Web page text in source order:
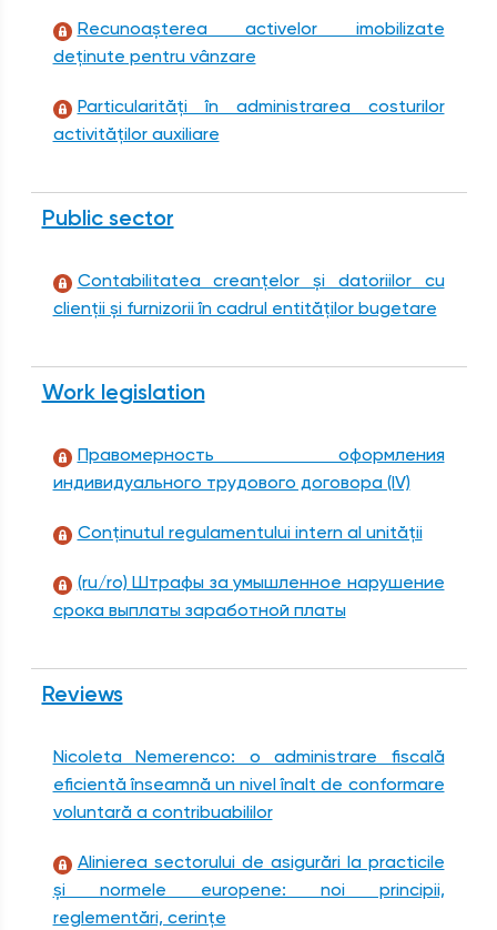
Recunoașterea activelor imobilizate
deținute pentru vânzare
Particularități în administrarea costurilor
activităților auxiliare
Public sector
Contabilitatea creanțelor și datoriilor cu
clienții și furnizorii în cadrul entităților bugetare
Work legislation
Правомерность оформления
индивидуального трудового договора (IV)
Conţinutul regulamentului intern al unităţii
(ru/ro) Штрафы за умышленное нарушение
срока выплаты заработной платы
Reviews
Nicoleta Nemerenco: o administrare fiscală
eficientă înseamnă un nivel înalt de conformare
voluntară a contribuabililor
Alinierea sectorului de asigurări la practicile
și normele europene: noi principii,
reglementări, cerințe